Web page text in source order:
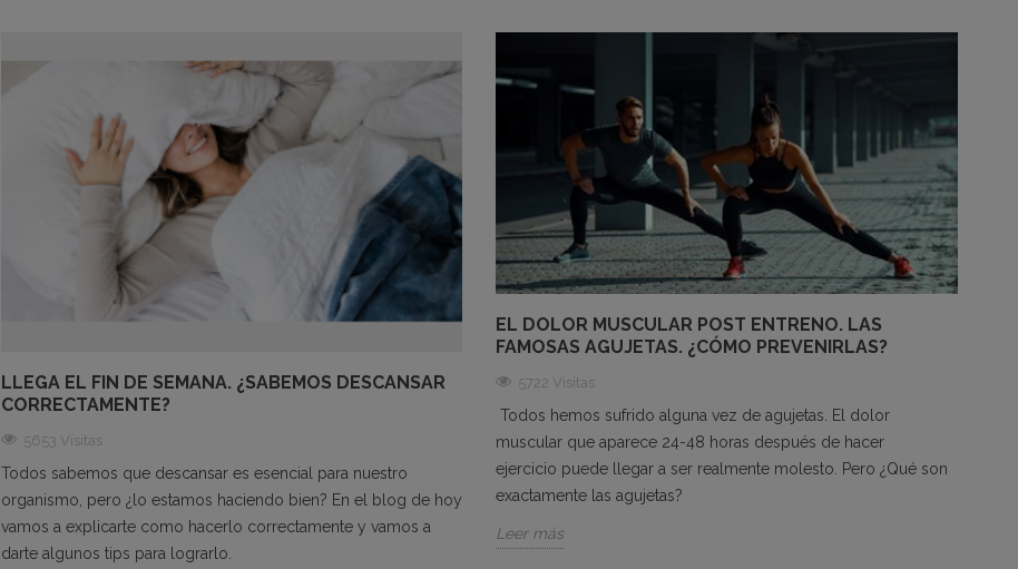
LLEGA EL FIN DE SEMANA. ¿SABEMOS DESCANSAR
CORRECTAMENTE?
5653 Visitas
Todos sabemos que descansar es esencial para nuestro
organismo, pero ¿lo estamos haciendo bien? En el blog de hoy
vamos a explicarte como hacerlo correctamente y vamos a
darte algunos tips para lograrlo.
EL DOLOR MUSCULAR POST ENTRENO. LAS
FAMOSAS AGUJETAS. ¿CÓMO PREVENIRLAS?
5722 Visitas
Todos hemos sufrido alguna vez de agujetas. El dolor
muscular que aparece 24-48 horas después de hacer
ejercicio puede llegar a ser realmente molesto. Pero ¿Qué son
exactamente las agujetas?
Leer más